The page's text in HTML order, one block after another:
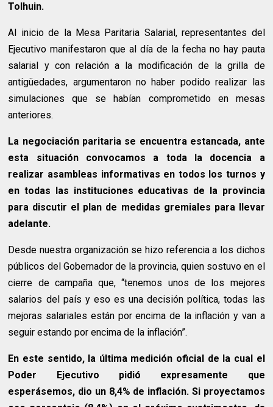
Tolhuin.
Al inicio de la Mesa Paritaria Salarial, representantes del
Ejecutivo manifestaron que al día de la fecha no hay pauta
salarial y con relación a la modificación de la grilla de
antigüedades, argumentaron no haber podido realizar las
simulaciones que se habían comprometido en mesas
anteriores.
La negociación paritaria se encuentra estancada, ante
esta situación convocamos a toda la docencia a
realizar asambleas informativas en todos los turnos y
en todas las instituciones educativas de la provincia
para discutir el plan de medidas gremiales para llevar
adelante.
Desde nuestra organización se hizo referencia a los dichos
públicos del Gobernador de la provincia, quien sostuvo en el
cierre de campaña que, “tenemos unos de los mejores
salarios del país y eso es una decisión política, todas las
mejoras salariales están por encima de la inflación y van a
seguir estando por encima de la inflación”.
En este sentido, la última medición oficial de la cual el
Poder Ejecutivo pidió expresamente que
esperásemos, dio un 8,4% de inflación. Si proyectamos